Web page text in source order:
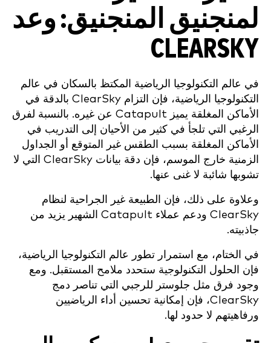
لمنجنيق المنجنيق: وعد
CLEARSKY
في عالم التكنولوجيا الرياضية المكتظ بالسكان في عالم
التكنولوجيا الرياضية، فإن التزام ClearSky بالدقة في
الأماكن المغلقة يميز Catapult عن غيره. بالنسبة لفرق
الرغبي التي تلجأ في كثير من الأحيان إلى التدريب في
الأماكن المغلقة بسبب الطقس غير المتوقع أو الجداول
الزمنية خارج الموسم، فإن دقة بيانات ClearSky التي لا
تشوبها شائبة لا غنى عنها.
وعلاوة على ذلك، فإن الطبيعة غير الجراحية لنظام
ClearSky ودعم عملاء Catapult الشهير يزيد من
جاذبيته.
في الختام، مع استمرار تطور عالم التكنولوجيا الرياضية،
فإن الحلول التكنولوجية ستحدد ملامح المستقبل. ومع
وجود فرق مثل جلوستر للرجبي التي تناصر دمج
ClearSky، فإن إمكانية تحسين أداء الرياضيين
ورفاهيتهم لا حدود لها.